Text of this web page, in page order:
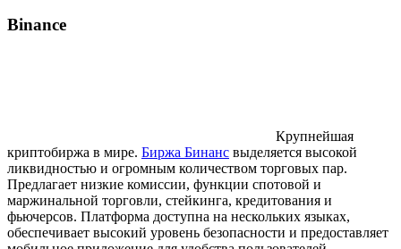
Binance
Крупнейшая
криптобиржа в мире. Биржа Бинанс выделяется высокой
ликвидностью и огромным количеством торговых пар.
Предлагает низкие комиссии, функции спотовой и
маржинальной торговли, стейкинга, кредитования и
фьючерсов. Платформа доступна на нескольких языках,
обеспечивает высокий уровень безопасности и предоставляет